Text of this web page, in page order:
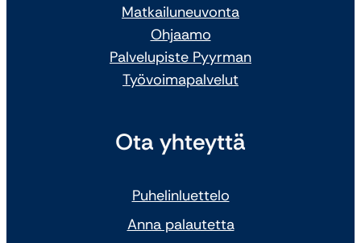
Matkailuneuvonta
Ohjaamo
Palvelupiste Pyyrman
Työvoimapalvelut
Ota yhteyttä
Puhelinluettelo
Anna palautetta